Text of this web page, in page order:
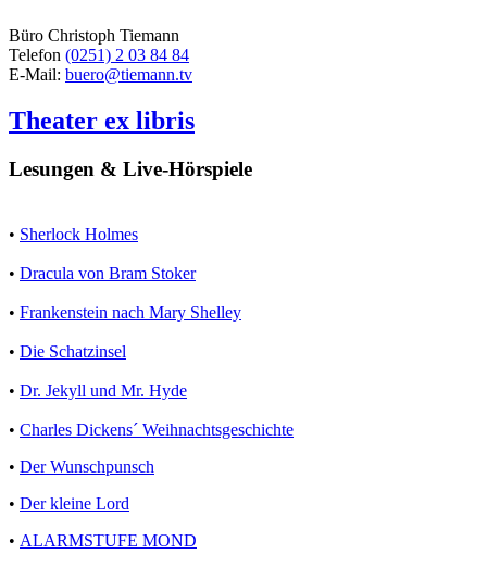
Büro Christoph Tiemann
Telefon (0251) 2 03 84 84
E-Mail: buero@tiemann.tv
Theater ex libris
Lesungen & Live-Hörspiele
• Sherlock Holmes
• Dracula von Bram Stoker
• Frankenstein nach Mary Shelley
• Die Schatzinsel
• Dr. Jekyll und Mr. Hyde
• Charles Dickens´ Weihnachtsgeschichte
• Der Wunschpunsch
• Der kleine Lord
• ALARMSTUFE MOND